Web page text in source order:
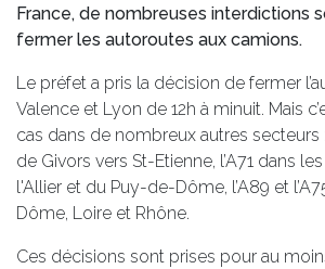
France, de nombreuses interdictions
fermer les autoroutes aux camions.
Le préfet a pris la décision de fermer
Valence et Lyon de 12h à minuit. Mais
cas dans de nombreux autres secteurs
de Givors vers St-Etienne, l’A71 dans
l'Allier et du Puy-de-Dôme, l’A89 et
Dôme, Loire et Rhône.
Ces décisions sont prises pour au